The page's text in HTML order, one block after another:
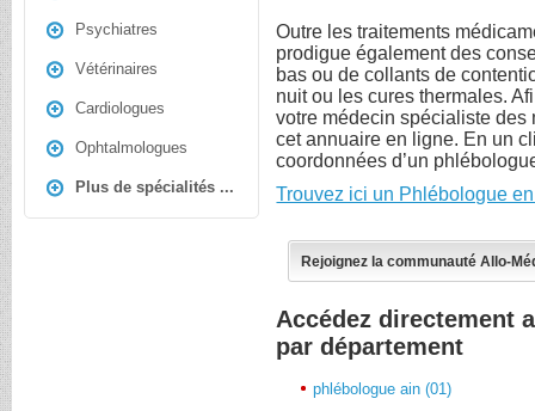
Psychiatres
Vétérinaires
Cardiologues
Ophtalmologues
Plus de spécialités ...
Outre les traitements
prodigue également des
bas ou de collants de
nuit ou les cures thermales.
votre médecin spécialiste
cet annuaire en ligne. En un
coordonnées d’un
Trouvez ici un Phlébologue
Rejoignez la communauté Allo-
Accédez directement
par département
phlébologue ain (01)